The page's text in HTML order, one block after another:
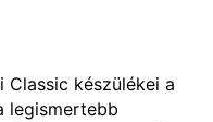
Classic készülékei a
legismertebb